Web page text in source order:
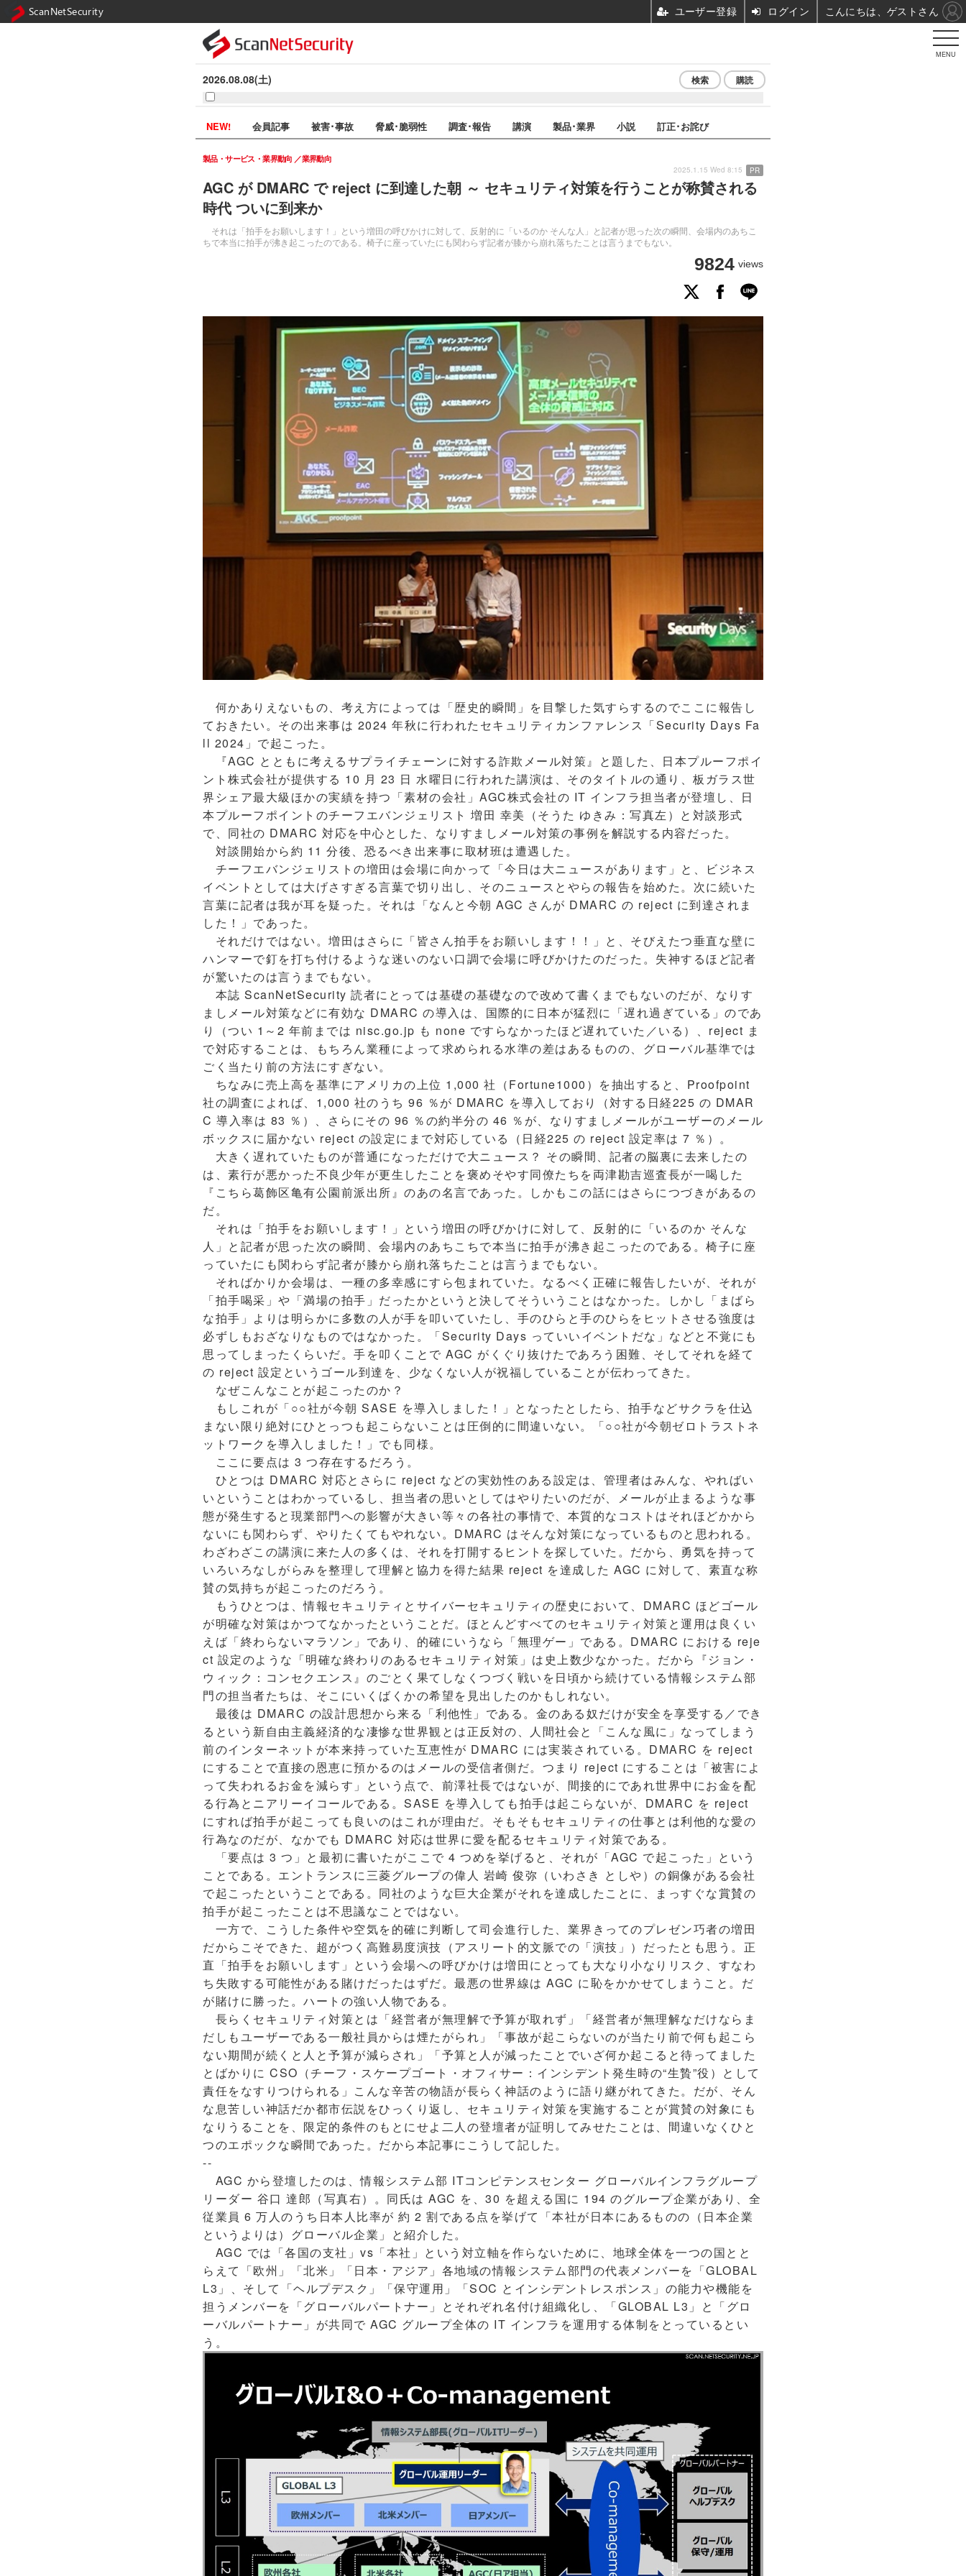
MENU
2026.08.08(土) 検索 購読
NEW! 会員記事 被害･事故 脅威･脆弱性 調査･報告 講演 製品･業界 小説 訂正･お詫び
AGC が DMARC で reject に到達した朝 ～ セキュリティ対策を行うことが称賛される
時代 ついに到来か
それは「拍手をお願いします！」という増田の呼びかけに対して、反射的に「いるのか そんな人」と記者が思った次の瞬間、会場内のあちこ
ちで本当に拍手が沸き起こったのである。椅子に座っていたにも関わらず記者が膝から崩れ落ちたことは言うまでもない。
製品・サービス・業界動向 業界動向
9824 views
2025.1.15 Wed 8:15 PR
何かありえないもの、考え方によっては「歴史的瞬間」を目撃した気すらするのでここに報告し
ておきたい。その出来事は 2024 年秋に行われたセキュリティカンファレンス「Security Days Fa
ll 2024」で起こった。
『AGC とともに考えるサプライチェーンに対する詐欺メール対策』と題した、日本プルーフポイ
ント株式会社が提供する 10 月 23 日 水曜日に行われた講演は、そのタイトルの通り、板ガラス世
界シェア最大級ほかの実績を持つ「素材の会社」AGC株式会社の IT インフラ担当者が登壇し、日
本プルーフポイントのチーフエバンジェリスト 増田 幸美（そうた ゆきみ：写真左）と対談形式
で、同社の DMARC 対応を中心とした、なりすましメール対策の事例を解説する内容だった。
対談開始から約 11 分後、恐るべき出来事に取材班は遭遇した。
チーフエバンジェリストの増田は会場に向かって「今日は大ニュースがあります」と、ビジネス
イベントとしては大げさすぎる言葉で切り出し、そのニュースとやらの報告を始めた。次に続いた
言葉に記者は我が耳を疑った。それは「なんと今朝 AGC さんが DMARC の reject に到達されま
した！」であった。
それだけではない。増田はさらに「皆さん拍手をお願いします！！」と、そびえたつ垂直な壁に
ハンマーで釘を打ち付けるような迷いのない口調で会場に呼びかけたのだった。失神するほど記者
が驚いたのは言うまでもない。
本誌 ScanNetSecurity 読者にとっては基礎の基礎なので改めて書くまでもないのだが、なりす
ましメール対策などに有効な DMARC の導入は、国際的に日本が猛烈に「遅れ過ぎている」のであ
り（つい 1～2 年前までは nisc.go.jp も none ですらなかったほど遅れていた／いる）、reject ま
で対応することは、もちろん業種によって求められる水準の差はあるものの、グローバル基準では
ごく当たり前の方法にすぎない。
ちなみに売上高を基準にアメリカの上位 1,000 社（Fortune1000）を抽出すると、Proofpoint
社の調査によれば、1,000 社のうち 96 ％が DMARC を導入しており（対する日経225 の DMAR
C 導入率は 83 ％）、さらにその 96 ％の約半分の 46 ％が、なりすましメールがユーザーのメール
ボックスに届かない reject の設定にまで対応している（日経225 の reject 設定率は 7 ％）。
大きく遅れていたものが普通になっただけで大ニュース？ その瞬間、記者の脳裏に去来したの
は、素行が悪かった不良少年が更生したことを褒めそやす同僚たちを両津勘吉巡査長が一喝した
『こちら葛飾区亀有公園前派出所』のあの名言であった。しかもこの話にはさらにつづきがあるの
だ。
それは「拍手をお願いします！」という増田の呼びかけに対して、反射的に「いるのか そんな
人」と記者が思った次の瞬間、会場内のあちこちで本当に拍手が沸き起こったのである。椅子に座
っていたにも関わらず記者が膝から崩れ落ちたことは言うまでもない。
そればかりか会場は、一種の多幸感にすら包まれていた。なるべく正確に報告したいが、それが
「拍手喝采」や「満場の拍手」だったかというと決してそういうことはなかった。しかし「まばら
な拍手」よりは明らかに多数の人が手を叩いていたし、手のひらと手のひらをヒットさせる強度は
必ずしもおざなりなものではなかった。「Security Days っていいイベントだな」などと不覚にも
思ってしまったくらいだ。手を叩くことで AGC がくぐり抜けたであろう困難、そしてそれを経て
の reject 設定というゴール到達を、少なくない人が祝福していることが伝わってきた。
なぜこんなことが起こったのか？
もしこれが「○○社が今朝 SASE を導入しました！」となったとしたら、拍手などサクラを仕込
まない限り絶対にひとっつも起こらないことは圧倒的に間違いない。「○○社が今朝ゼロトラストネ
ットワークを導入しました！」でも同様。
ここに要点は 3 つ存在するだろう。
ひとつは DMARC 対応とさらに reject などの実効性のある設定は、管理者はみんな、やればい
いということはわかっているし、担当者の思いとしてはやりたいのだが、メールが止まるような事
態が発生すると現業部門への影響が大きい等々の各社の事情で、本質的なコストはそれほどかから
ないにも関わらず、やりたくてもやれない。DMARC はそんな対策になっているものと思われる。
わざわざこの講演に来た人の多くは、それを打開するヒントを探していた。だから、勇気を持って
いろいろなしがらみを整理して理解と協力を得た結果 reject を達成した AGC に対して、素直な称
賛の気持ちが起こったのだろう。
もうひとつは、情報セキュリティとサイバーセキュリティの歴史において、DMARC ほどゴール
が明確な対策はかつてなかったということだ。ほとんどすべてのセキュリティ対策と運用は良くい
えば「終わらないマラソン」であり、的確にいうなら「無理ゲー」である。DMARC における reje
ct 設定のような「明確な終わりのあるセキュリティ対策」は史上数少なかった。だから『ジョン・
ウィック：コンセクエンス』のごとく果てしなくつづく戦いを日頃から続けている情報システム部
門の担当者たちは、そこにいくばくかの希望を見出したのかもしれない。
最後は DMARC の設計思想から来る「利他性」である。金のある奴だけが安全を享受する／でき
るという新自由主義経済的な凄惨な世界観とは正反対の、人間社会と「こんな風に」なってしまう
前のインターネットが本来持っていた互恵性が DMARC には実装されている。DMARC を reject
にすることで直接の恩恵に預かるのはメールの受信者側だ。つまり reject にすることは「被害によ
って失われるお金を減らす」という点で、前澤社長ではないが、間接的にであれ世界中にお金を配
る行為とニアリーイコールである。SASE を導入しても拍手は起こらないが、DMARC を reject
にすれば拍手が起こっても良いのはこれが理由だ。そもそもセキュリティの仕事とは利他的な愛の
行為なのだが、なかでも DMARC 対応は世界に愛を配るセキュリティ対策である。
「要点は 3 つ」と最初に書いたがここで 4 つめを挙げると、それが「AGC で起こった」という
ことである。エントランスに三菱グループの偉人 岩崎 俊弥（いわさき としや）の銅像がある会社
で起こったということである。同社のような巨大企業がそれを達成したことに、まっすぐな賞賛の
拍手が起こったことは不思議なことではない。
一方で、こうした条件や空気を的確に判断して司会進行した、業界きってのプレゼン巧者の増田
だからこそできた、超がつく高難易度演技（アスリート的文脈での「演技」）だったとも思う。正
直「拍手をお願いします」という会場への呼びかけは増田にとっても大なり小なりリスク、すなわ
ち失敗する可能性がある賭けだったはずだ。最悪の世界線は AGC に恥をかかせてしまうこと。だ
が賭けに勝った。ハートの強い人物である。
長らくセキュリティ対策とは「経営者が無理解で予算が取れず」「経営者が無理解なだけならま
だしもユーザーである一般社員からは煙たがられ」「事故が起こらないのが当たり前で何も起こら
ない期間が続くと人と予算が減らされ」「予算と人が減ったことでいざ何か起こると待ってました
とばかりに CSO（チーフ・スケープゴート・オフィサー：インシデント発生時の“生贄”役）として
責任をなすりつけられる」こんな辛苦の物語が長らく神話のように語り継がれてきた。だが、そん
な息苦しい神話だか都市伝説をひっくり返し、セキュリティ対策を実施することが賞賛の対象にも
なりうることを、限定的条件のもとにせよ二人の登壇者が証明してみせたことは、間違いなくひと
つのエポックな瞬間であった。だから本記事にこうして記した。
--
AGC から登壇したのは、情報システム部 ITコンピテンスセンター グローバルインフラグループ
リーダー 谷口 達郎（写真右）。同氏は AGC を、30 を超える国に 194 のグループ企業があり、全
従業員 6 万人のうち日本人比率が 約 2 割である点を挙げて「本社が日本にあるものの（日本企業
というよりは）グローバル企業」と紹介した。
AGC では「各国の支社」vs「本社」という対立軸を作らないために、地球全体を一つの国とと
らえて「欧州」「北米」「日本・アジア」各地域の情報システム部門の代表メンバーを「GLOBAL
L3」、そして「ヘルプデスク」「保守運用」「SOC とインシデントレスポンス」の能力や機能を
担うメンバーを「グローバルパートナー」とそれぞれ名付け組織化し、「GLOBAL L3」と「グロ
ーバルパートナー」が共同で AGC グループ全体の IT インフラを運用する体制をとっているとい
う。
ScanNetSecurity ユーザー登録 ログイン こんにちは、ゲストさん